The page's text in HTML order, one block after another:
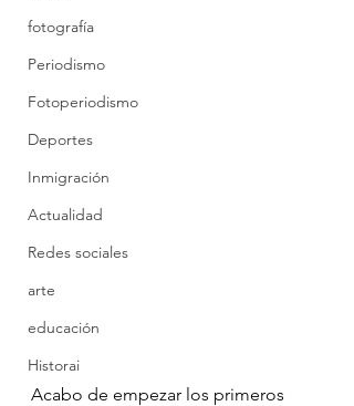
fotografía
Periodismo
Fotoperiodismo
Deportes
Inmigración
Actualidad
Redes sociales
arte
educación
Historai
Acabo de empezar los primeros